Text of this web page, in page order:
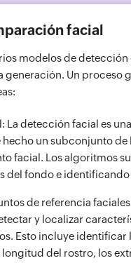
facial
modelos de
generación. Un
La detección facial es
hecho un subconjunto
facial. Los algoritmos
del fondo e identificando
de referencia
y localizar
Esto incluye
longitud del rostro, los